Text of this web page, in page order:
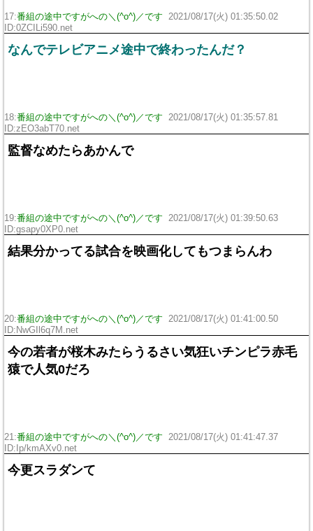
17:番組の途中ですがへの＼(^o^)／です
2021/08/17(火) 01:35:50.02
ID:0ZCILi590.net
なんでテレビアニメ途中で終わったんだ？
18:番組の途中ですがへの＼(^o^)／です
2021/08/17(火) 01:35:57.81
ID:zEO3abT70.net
監督なめたらあかんで
19:番組の途中ですがへの＼(^o^)／です
2021/08/17(火) 01:39:50.63
ID:gsapy0XP0.net
結果分かってる試合を映画化してもつまらんわ
20:番組の途中ですがへの＼(^o^)／です
2021/08/17(火) 01:41:00.50
ID:NwGIl6q7M.net
今の若者が桜木みたらうるさい気狂いチンピラ赤毛
猿で人気0だろ
21:番組の途中ですがへの＼(^o^)／です
2021/08/17(火) 01:41:47.37
ID:Ip/kmAXv0.net
今更スラダンて